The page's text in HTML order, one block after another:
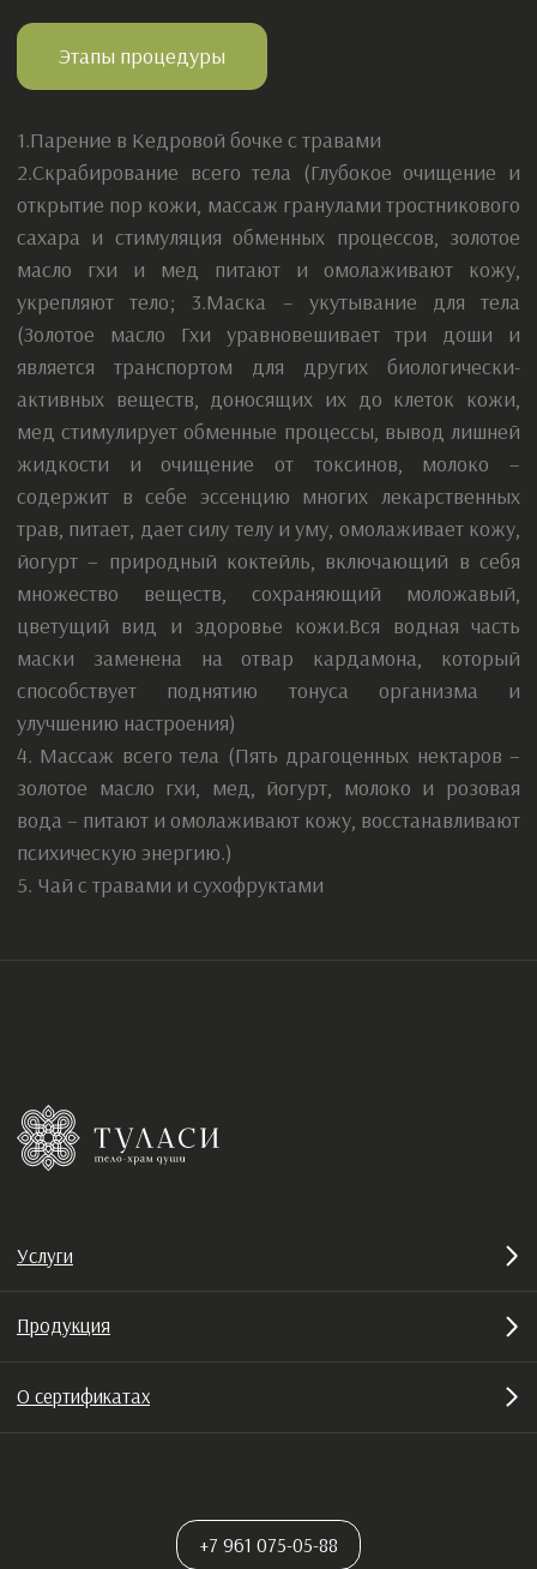
Продукция
О сертификатах
политика обработки персональных данных
ОГРН: 324344300021790
Mariat.84@mail.ru
ИП Корчагина М.П.